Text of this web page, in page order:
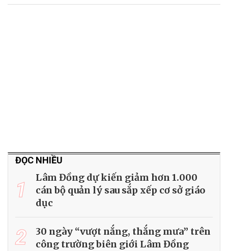
ĐỌC NHIỀU
1
Lâm Đồng dự kiến giảm hơn 1.000
cán bộ quản lý sau sắp xếp cơ sở giáo
dục
2
30 ngày “vượt nắng, thắng mưa” trên
công trường biên giới Lâm Đồng